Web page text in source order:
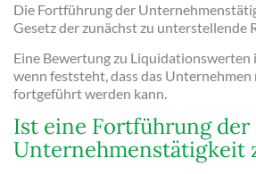
Die Fortführung der
Gesetz der zunächst zu unterstellende
Eine Bewertung zu Liquidationswerten
wenn feststeht, dass das
fortgeführt werden kann.
Ist eine Fortführung der
Unternehmenstätigkeit